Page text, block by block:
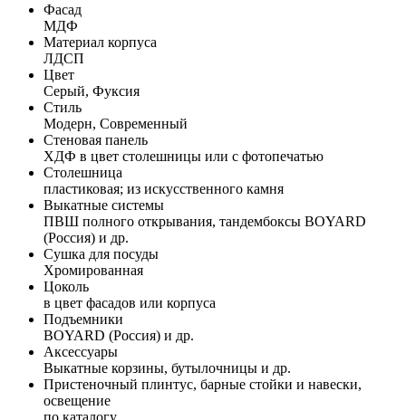
Фасад
МДФ
Материал корпуса
ЛДСП
Цвет
Серый, Фуксия
Стиль
Модерн, Современный
Стеновая панель
ХДФ в цвет столешницы или с фотопечатью
Столешница
пластиковая; из искусственного камня
Выкатные системы
ПВШ полного открывания, тандембоксы BOYARD
(Россия) и др.
Сушка для посуды
Хромированная
Цоколь
в цвет фасадов или корпуса
Подъемники
BOYARD (Россия) и др.
Аксессуары
Выкатные корзины, бутылочницы и др.
Пристеночный плинтус, барные стойки и навески,
освещение
по каталогу